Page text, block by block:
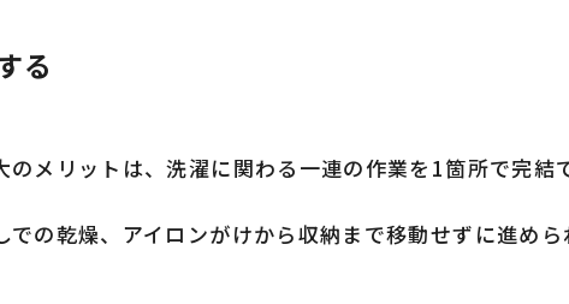
る
メリットは、洗濯に関わる一連の作業を1箇所で完結
での乾燥、アイロンがけから収納まで移動せずに進め